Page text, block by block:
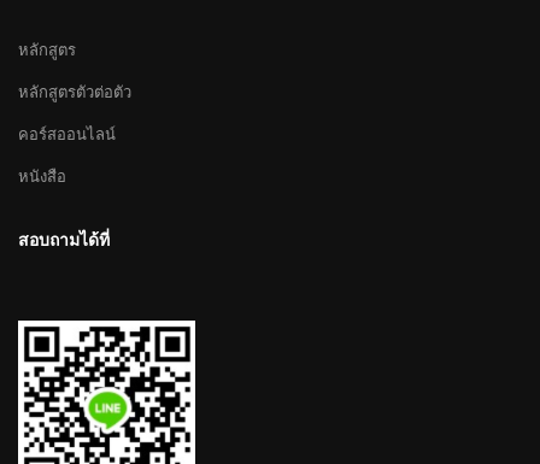
หลักสูตร
หลักสูตรตัวต่อตัว
คอร์สออนไลน์
หนังสือ
สอบถามได้ที่